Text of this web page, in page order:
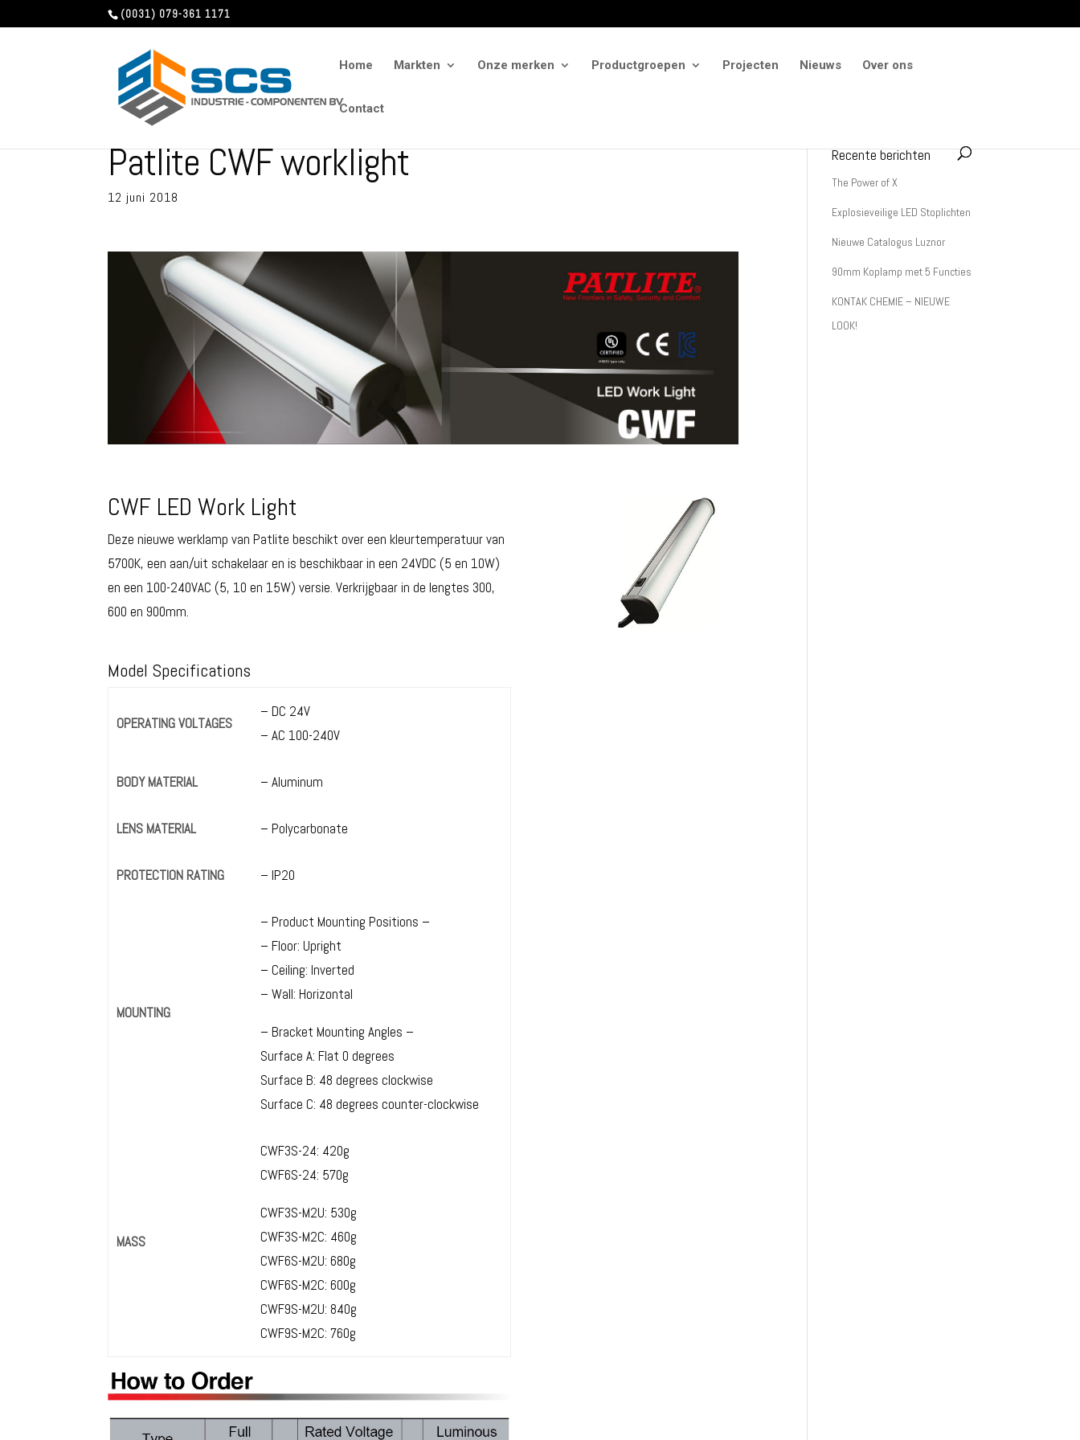
(0031) 079-361 1171
Home Markten Onze merken Productgroepen Projecten Nieuws Over ons
Contact
Patlite CWF worklight
12 juni 2018
CWF LED Work Light
Deze nieuwe werklamp van Patlite beschikt over een kleurtemperatuur van
5700K, een aan/uit schakelaar en is beschikbaar in een 24VDC (5 en 10W)
en een 100-240VAC (5, 10 en 15W) versie. Verkrijgbaar in de lengtes 300,
600 en 900mm.
Model Specifications
OPERATING VOLTAGES
– DC 24V
– AC 100-240V
BODY MATERIAL – Aluminum
LENS MATERIAL – Polycarbonate
PROTECTION RATING – IP20
MOUNTING
– Product Mounting Positions –
– Floor: Upright
– Ceiling: Inverted
– Wall: Horizontal
– Bracket Mounting Angles –
Surface A: Flat 0 degrees
Surface B: 48 degrees clockwise
Surface C: 48 degrees counter-clockwise
MASS
CWF3S-24: 420g
CWF6S-24: 570g
CWF3S-M2U: 530g
CWF3S-M2C: 460g
CWF6S-M2U: 680g
CWF6S-M2C: 600g
CWF9S-M2U: 840g
CWF9S-M2C: 760g
Recente berichten
The Power of X
Explosieveilige LED Stoplichten
Nieuwe Catalogus Luznor
90mm Koplamp met 5 Functies
KONTAK CHEMIE – NIEUWE
LOOK!